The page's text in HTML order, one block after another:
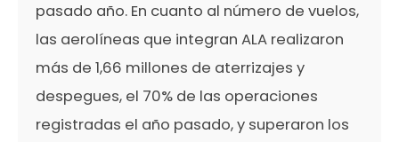
pasado año. En cuanto al número de vuelos,
las aerolíneas que integran ALA realizaron
más de 1,66 millones de aterrizajes y
despegues, el 70% de las operaciones
registradas el año pasado, y superaron los